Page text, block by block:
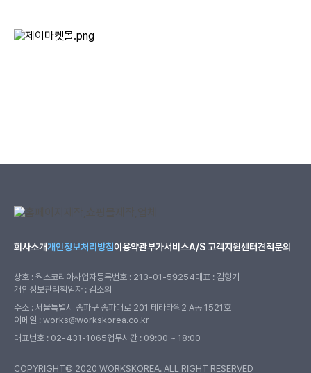
회사소개개인정보처리방침이용약관부가서비스A/S 고객지원센터견적문의
상호 : 웍스코리아사업자등록번호 : 213-01-59254대표 : 김형기
개인정보관리책임자 : 김소의
주소 : 서울특별시 송파구 송파대로 201 테라타워2 A동 1521호
이메일 : works@workskorea.co.kr
대표번호 : 02-431-1065업무시간 : 09:00 ~ 18:00
COPYRIGHT© 2020 WORKSKOREA. ALL RIGHT RESERVED